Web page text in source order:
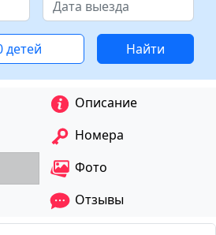
детей Найти
Описание
Номера
Фото
Отзывы